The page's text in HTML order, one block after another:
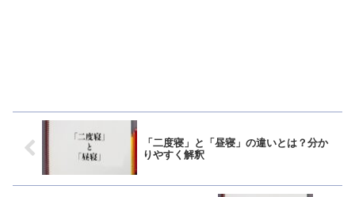
「二度寝」と「昼寝」の違いとは？分か
りやすく解釈